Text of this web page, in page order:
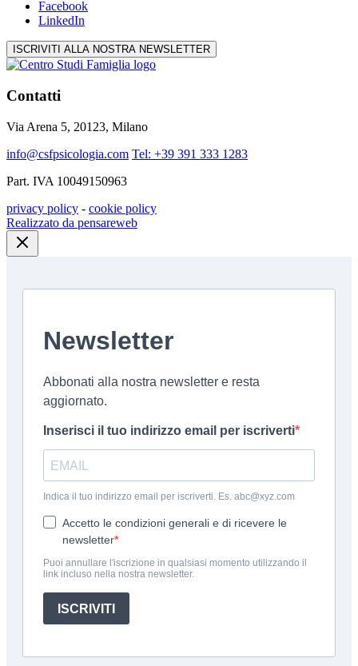
Facebook
LinkedIn
ISCRIVITI ALLA NOSTRA NEWSLETTER
Contatti
Via Arena 5, 20123, Milano
info@csfpsicologia.com Tel: +39 391 333 1283
Part. IVA 10049150963
privacy policy - cookie policy
Realizzato da pensareweb